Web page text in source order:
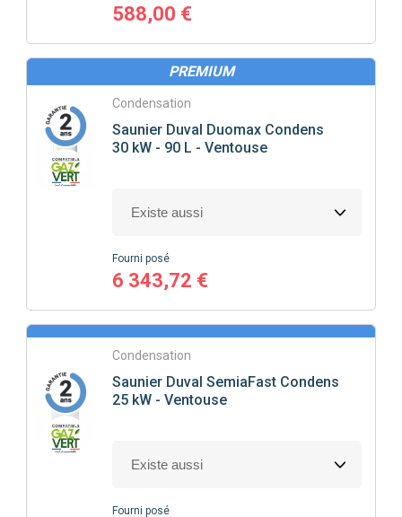
588,00 €
PREMIUM
Condensation
Saunier Duval Duomax Condens
30 kW - 90 L - Ventouse
Fourni posé
6 343,72 €
Condensation
Saunier Duval SemiaFast Condens
25 kW - Ventouse
Fourni posé